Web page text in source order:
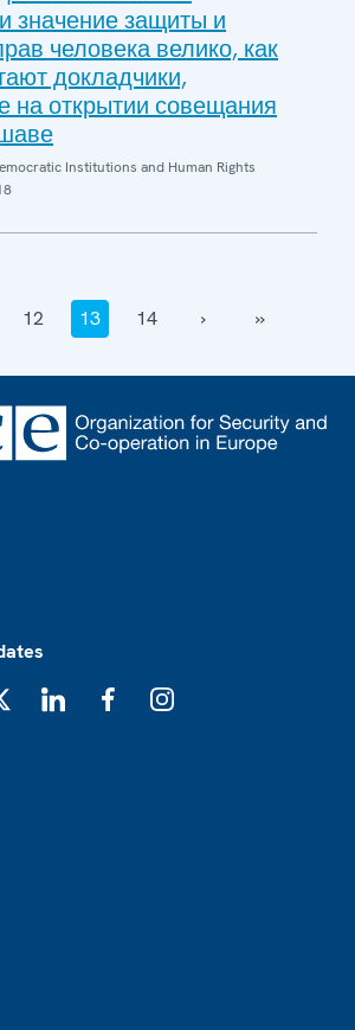
значение защиты и
человека велико, как
докладчики,
на открытии совещания
Institutions and Human Rights
12 13 14 › ››